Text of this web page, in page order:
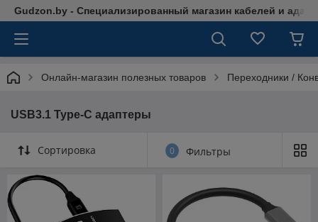
Gudzon.by - Специализированный магазин кабелей и
Онлайн-магазин полезных товаров Переходники /
USB3.1 Type-C адаптеры
Сортировка 0 Фильтры